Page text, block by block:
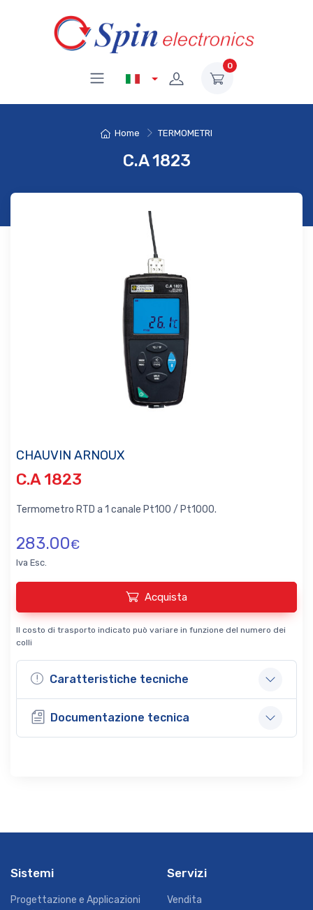
0
Home TERMOMETRI
C.A 1823
CHAUVIN ARNOUX
C.A 1823
Termometro RTD a 1 canale Pt100 / Pt1000.
283.00€
Iva Esc.
Acquista
Il costo di trasporto indicato può variare in funzione del numero dei
colli
Caratteristiche tecniche
Documentazione tecnica
Sistemi
Progettazione e Applicazioni
Servizi
Vendita